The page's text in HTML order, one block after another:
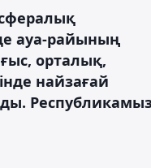
ауа-райының
орталық,
найзағай